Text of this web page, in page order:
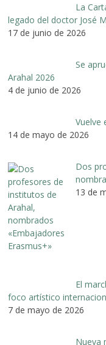
La
legado del doctor José
17 de junio de 2026
Se
Arahal 2026
4 de junio de 2026
Vuelve
14 de mayo de 2026
Dos
13 de
El
foco artístico
7 de mayo de 2026
Nueva